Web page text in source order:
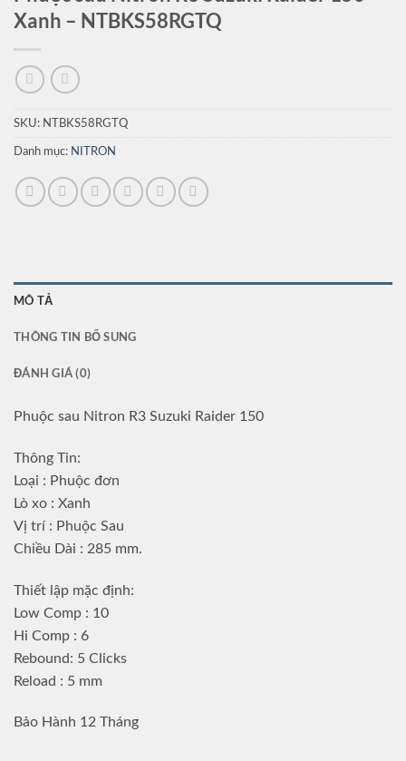
Xanh – NTBKS58RGTQ
SKU: NTBKS58RGTQ
Danh mục: NITRON
MÔ TẢ
THÔNG TIN BỔ SUNG
ĐÁNH GIÁ (0)
Phuộc sau Nitron R3 Suzuki Raider 150
Thông Tin:
Loại : Phuộc đơn
Lò xo : Xanh
Vị trí : Phuộc Sau
Chiều Dài : 285 mm.
Thiết lập mặc định:
Low Comp : 10
Hi Comp : 6
Rebound: 5 Clicks
Reload : 5 mm
Bảo Hành 12 Tháng